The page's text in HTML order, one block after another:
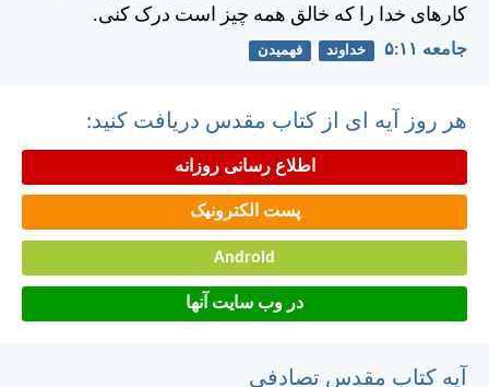
كارهای خدا را كه خالق همه چيز است درک كنی.
جامعه ۱۱:‏۵ خداوند فهمیدن
هر روز آیه ای از کتاب مقدس دریافت کنید:
اطلاع رسانی روزانه
پست الکترونیک
Android
در وب سایت آنها
آیه کتاب مقدس تصادفی